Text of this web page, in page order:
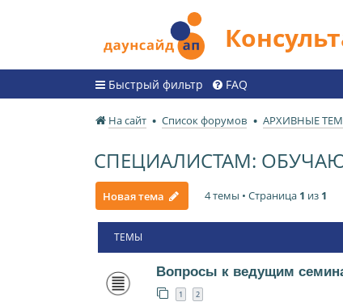
Быстрый фильтр FAQ
На сайт Список форумов АРХИВНЫЕ
СПЕЦИАЛИСТАМ:
Новая тема 4 темы • Страница 1 из 1
ТЕМЫ
Вопросы к ведущим
1 2